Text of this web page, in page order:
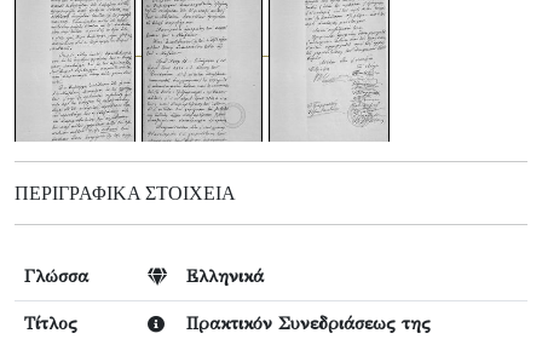
ΠΕΡΙΓΡΑΦΙΚΆ ΣΤΟΙΧΕΊΑ
Γλώσσα Ελληνικά
Τίτλος
Πρακτικόν Συνεδριάσεως της